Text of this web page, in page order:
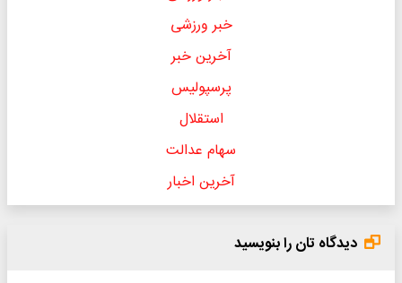
خبر ورزشی
آخرین خبر
پرسپولیس
استقلال
سهام عدالت
آخرین اخبار
دیدگاه تان را بنویسید